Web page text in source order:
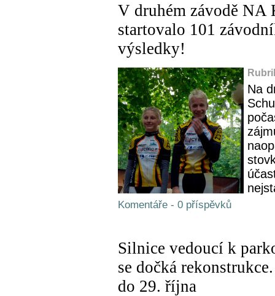
V druhém závodě NA
startovalo 101
výsledky!
Na
Komentáře - 0 příspěvků
Silnice vedoucí k
se dočká
do 29. října